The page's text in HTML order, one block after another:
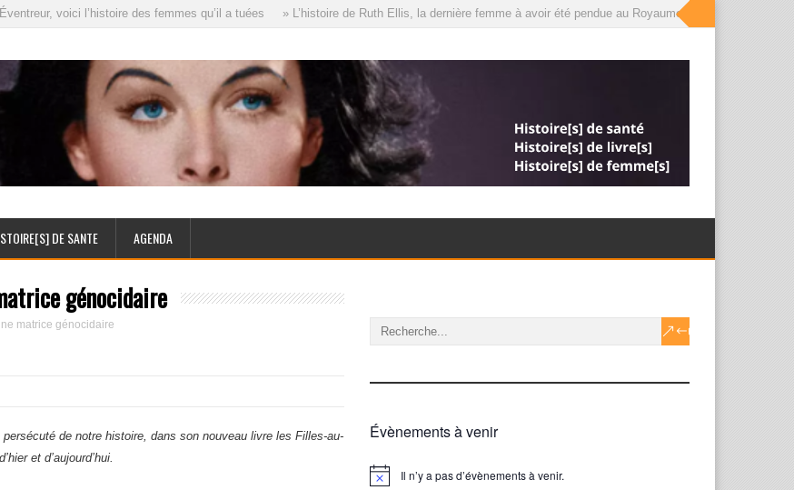
voici l’histoire des femmes qu’il a tuées » L’histoire de Ruth Ellis, la dernière femme à avoir été pendue au Royaume-Uni, que le roi a
DE SANTE AGENDA
génocidaire
matrice génocidaire
de notre histoire, dans son nouveau livre les Filles-au-
et d’aujourd’hui.
Évènements à venir
Notice Il n’y a pas d’évènements à venir.